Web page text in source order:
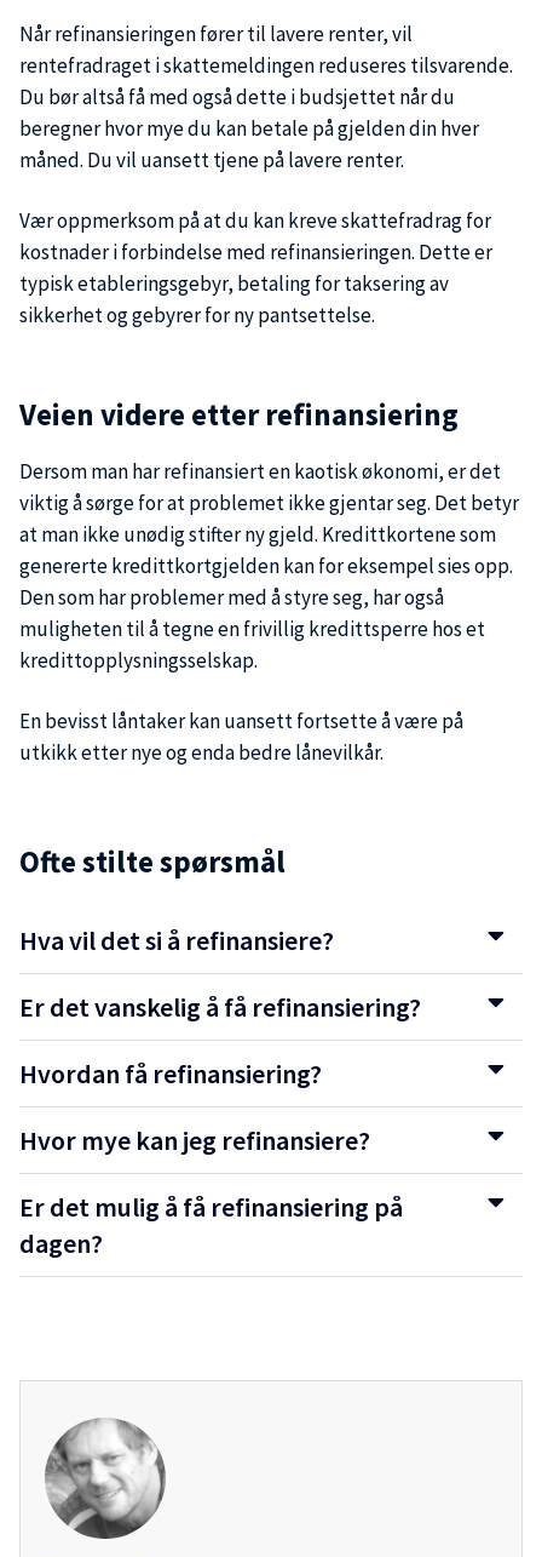
Når refinansieringen fører til lavere renter, vil
rentefradraget i skattemeldingen reduseres tilsvarende.
Du bør altså få med også dette i budsjettet når du
beregner hvor mye du kan betale på gjelden din hver
måned. Du vil uansett tjene på lavere renter.
Vær oppmerksom på at du kan kreve skattefradrag for
kostnader i forbindelse med refinansieringen. Dette er
typisk etableringsgebyr, betaling for taksering av
sikkerhet og gebyrer for ny pantsettelse.
Veien videre etter refinansiering
Dersom man har refinansiert en kaotisk økonomi, er det
viktig å sørge for at problemet ikke gjentar seg. Det betyr
at man ikke unødig stifter ny gjeld. Kredittkortene som
genererte kredittkortgjelden kan for eksempel sies opp.
Den som har problemer med å styre seg, har også
muligheten til å tegne en frivillig kredittsperre hos et
kredittopplysningsselskap.
En bevisst låntaker kan uansett fortsette å være på
utkikk etter nye og enda bedre lånevilkår.
Ofte stilte spørsmål
Hva vil det si å refinansiere?
Er det vanskelig å få refinansiering?
Hvordan få refinansiering?
Hvor mye kan jeg refinansiere?
Er det mulig å få refinansiering på
dagen?